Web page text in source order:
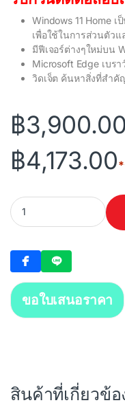
Windows 11 Home
เพื่อใช้ในการส่วนตัว
มีฟีเจอร์ต่างๆใหม่บน
Microsoft Edge เบร
วิดเจ็ต ค้นหาสิ่งที่สำคั
฿3,900.00
฿4,173.00
WINDOWS 11 HOME 64
ขอใบเสนอราคา
สินค้าที่เกี่ยวข้อ